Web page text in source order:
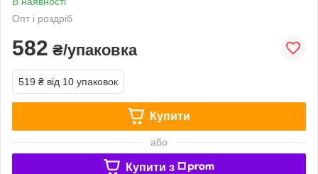
Опт і роздріб
582 ₴/упаковка
519 ₴ від 10 упаковок
Купити
або
Купити з